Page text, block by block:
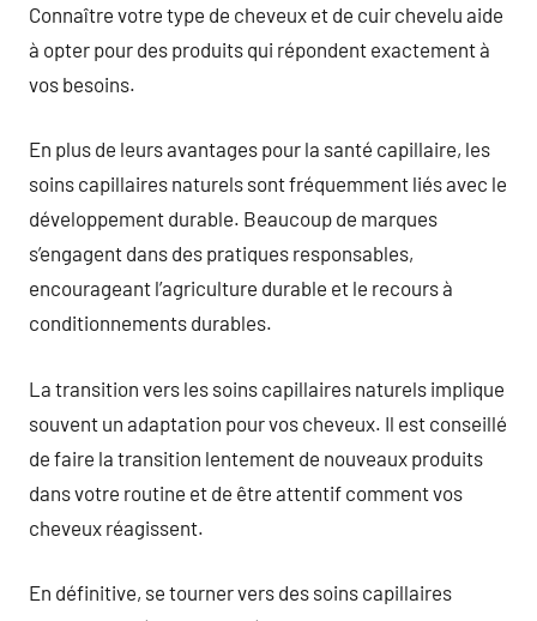
Connaître votre type de cheveux et de cuir chevelu aide
à opter pour des produits qui répondent exactement à
vos besoins.
En plus de leurs avantages pour la santé capillaire, les
soins capillaires naturels sont fréquemment liés avec le
développement durable. Beaucoup de marques
s’engagent dans des pratiques responsables,
encourageant l’agriculture durable et le recours à
conditionnements durables.
La transition vers les soins capillaires naturels implique
souvent un adaptation pour vos cheveux. Il est conseillé
de faire la transition lentement de nouveaux produits
dans votre routine et de être attentif comment vos
cheveux réagissent.
En définitive, se tourner vers des soins capillaires